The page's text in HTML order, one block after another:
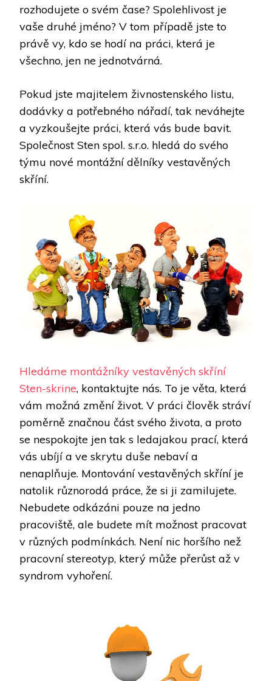
rozhodujete o svém čase? Spolehlivost je
vaše druhé jméno? V tom případě jste to
právě vy, kdo se hodí na práci, která je
všechno, jen ne jednotvárná.
Pokud jste majitelem živnostenského listu,
dodávky a potřebného nářadí, tak neváhejte
a vyzkoušejte práci, která vás bude bavit.
Společnost Sten spol. s.r.o. hledá do svého
týmu nové montážní dělníky vestavěných
skříní.
Hledáme montážníky vestavěných skříní
Sten-skrine, kontaktujte nás. To je věta, která
vám možná změní život. V práci člověk stráví
poměrně značnou část svého života, a proto
se nespokojte jen tak s ledajakou prací, která
vás ubíjí a ve skrytu duše nebaví a
nenaplňuje. Montování vestavěných skříní je
natolik různorodá práce, že si ji zamilujete.
Nebudete odkázáni pouze na jedno
pracoviště, ale budete mít možnost pracovat
v různých podmínkách. Není nic horšího než
pracovní stereotyp, který může přerůst až v
syndrom vyhoření.